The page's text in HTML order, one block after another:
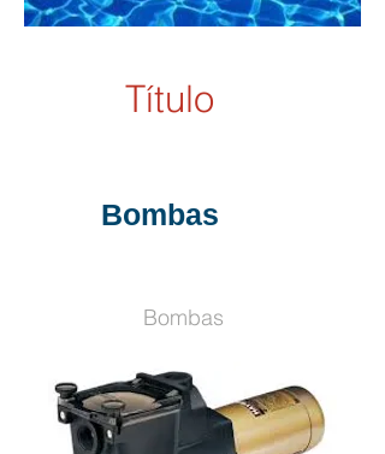
Título
Bombas
Bombas